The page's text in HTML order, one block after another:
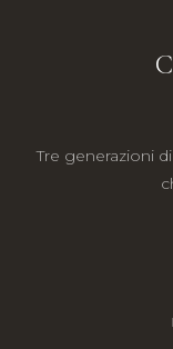
Tre generazioni